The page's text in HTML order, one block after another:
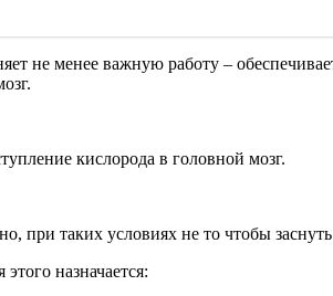
не менее важную работу –
кислорода в головной мозг.
при таких условиях не то чтобы
назначается: